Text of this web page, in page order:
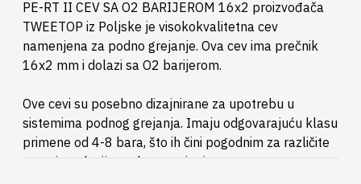
PE-RT II CEV SA O2 BARIJEROM 16x2 proizvođača
TWEETOP iz Poljske je visokokvalitetna cev
namenjena za podno grejanje. Ova cev ima prečnik
16x2 mm i dolazi sa O2 barijerom.
Ove cevi su posebno dizajnirane za upotrebu u
sistemima podnog grejanja. Imaju odgovarajuću klasu
primene od 4-8 bara, što ih čini pogodnim za različite
vrste instalacija podnog grejanja.